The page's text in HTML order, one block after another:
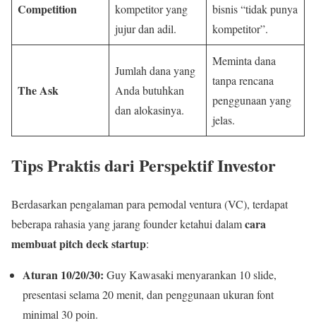
Competition
kompetitor yang
jujur dan adil.
bisnis “tidak punya
kompetitor”.
The Ask
Jumlah dana yang
Anda butuhkan
dan alokasinya.
Meminta dana
tanpa rencana
penggunaan yang
jelas.
Tips Praktis dari Perspektif Investor
Berdasarkan pengalaman para pemodal ventura (VC), terdapat
beberapa rahasia yang jarang founder ketahui dalamcara
membuat pitch deck startup:
Aturan 10/20/30: Guy Kawasaki menyarankan 10 slide,
presentasi selama 20 menit, dan penggunaan ukuran font
minimal 30 poin.